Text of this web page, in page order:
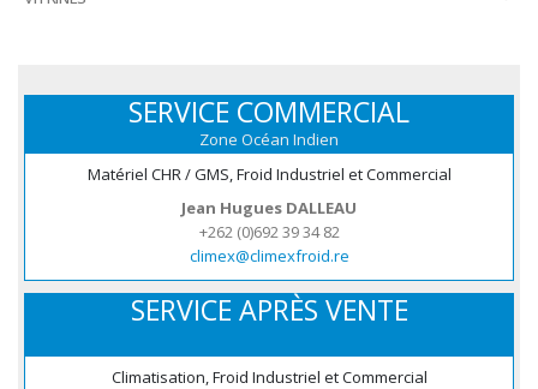
SERVICE COMMERCIAL
Zone Océan Indien
Matériel CHR / GMS, Froid Industriel et Commercial
Jean Hugues DALLEAU
+262 (0)692 39 34 82
climex@climexfroid.re
SERVICE APRÈS VENTE
Climatisation, Froid Industriel et Commercial